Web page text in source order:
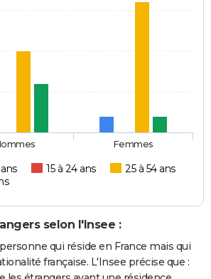
15 à 24 ans
25 à 54 ans
Femmes
selon l'Insee :
qui réside en France mais qui
française. L'Insee précise que :